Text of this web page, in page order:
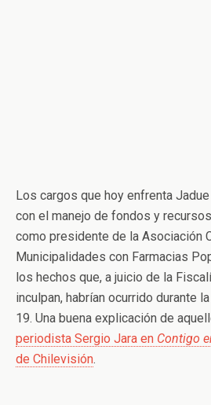
Los cargos que hoy enfrenta
con el manejo de fondos y
como presidente de la Asociación
Municipalidades con Farmacias
los hechos que, a juicio de la
inculpan, habrían ocurrido durante
19. Una buena explicación de
periodista Sergio Jara en Contigo
de Chilevisión.